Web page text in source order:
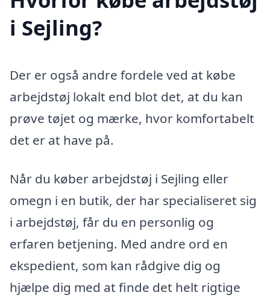
i Sejling?
Der er også andre fordele ved at købe
arbejdstøj lokalt end blot det, at du kan
prøve tøjet og mærke, hvor komfortabelt
det er at have på.
Når du køber arbejdstøj i Sejling eller
omegn i en butik, der har specialiseret sig
i arbejdstøj, får du en personlig og
erfaren betjening. Med andre ord en
ekspedient, som kan rådgive dig og
hjælpe dig med at finde det helt rigtige